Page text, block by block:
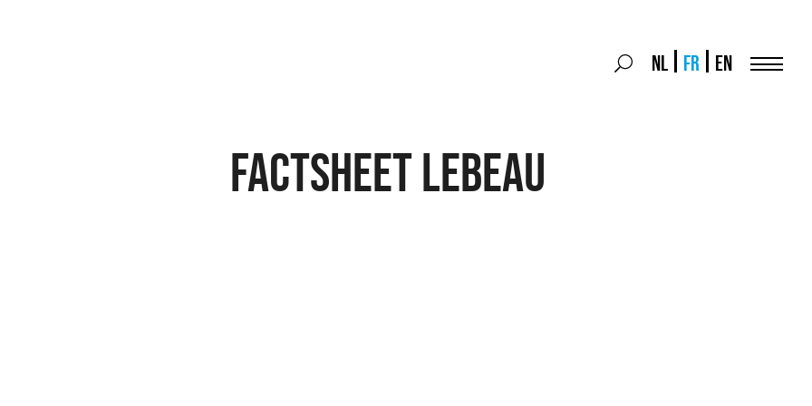
Search
Search
NL FR EN
FACTSHEET Lebeau